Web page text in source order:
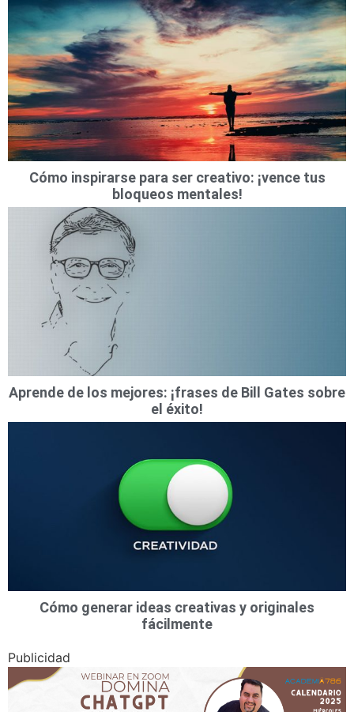
Cómo inspirarse para ser creativo: ¡vence tus
bloqueos mentales!
Aprende de los mejores: ¡frases de Bill Gates sobre
el éxito!
Cómo generar ideas creativas y originales
fácilmente
Publicidad